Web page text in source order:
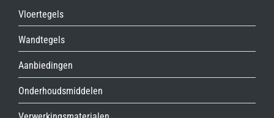
Vloertegels
Wandtegels
Aanbiedingen
Onderhoudsmiddelen